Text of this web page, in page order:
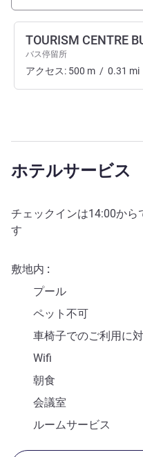
TOURISM CENTRE
バス停留所
アクセス: 500 m / 0.31 mi
ホテルサービス
チェックインは14:00から
す
敷地内
プール
ペット不可
車椅子でのご利用に
Wifi
朝食
会議室
ルームサービス